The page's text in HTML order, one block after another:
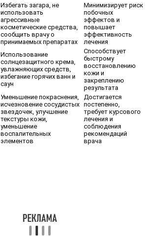
Избегать загара, не
использовать
агрессивные
косметические средства,
сообщить врачу о
принимаемых препаратах
Минимизирует риск
побочных
эффектов и
повышает
эффективность
лечения
Использование
солнцезащитного крема,
увлажняющих средств,
избегание горячих ванн и
саун
Способствует
быстрому
восстановлению
кожи и
закреплению
результата
Уменьшение покраснения,
исчезновение сосудистых
звездочек, улучшение
текстуры кожи,
уменьшение
воспалительных
элементов
Достигается
постепенно,
требует курсового
лечения и
соблюдения
рекомендаций
врача